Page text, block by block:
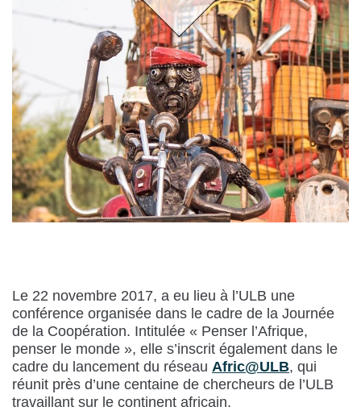
Le 22 novembre 2017, a eu lieu à l’ULB une
conférence organisée dans le cadre de la Journée
de la Coopération. Intitulée « Penser l’Afrique,
penser le monde », elle s’inscrit également dans le
cadre du lancement du réseau Afric@ULB, qui
réunit près d’une centaine de chercheurs de l’ULB
travaillant sur le continent africain.